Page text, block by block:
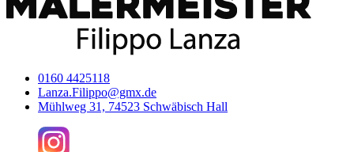
0160 4425118
Lanza.Filippo@gmx.de
Mühlweg 31, 74523 Schwäbisch Hall